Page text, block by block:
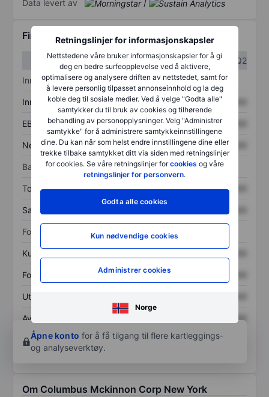
Retningslinjer for informasjonskapsler
Nettstedene våre bruker informasjonskapsler for å gi
deg en bedre surfeopplevelse ved å aktivere,
optimalisere og analysere driften av nettstedet, samt for
å levere personlig tilpasset annonseinnhold og la deg
koble deg til sosiale medier. Ved å velge "Godta alle"
samtykker du til bruk av cookies og tilhørende
behandling av personopplysninger. Velg "Administrer
samtykke" for å administrere samtykkeinnstillingene
dine. Du kan når som helst endre innstillingene dine eller
trekke tilbake samtykket ditt via siden med retningslinjer
for cookies. Se våre retningslinjer forcookies og våre
retningslinjer for personvern.
Godta alle cookies
Kun nødvendige cookies
Administrer cookies
Norge
Data levert av /
Finansiell informasjon
Q1
Q2
Inntektsoversikt
Inntekter XXXXXXX XXXXXXX
EBITDA XXXXXXX XXXXXXX
Nettoinntekt XXXXXXX XXXXXXX
Balanse
Totale eiendeler XXXXXXX XXXXXXX
Samlet gjeld
Forholdstall
Kurs/salg
Fortjeneste per aksje XXXXXXX
Utbytte per aksje
Avkastning på
egenkapital
XXXXXXX
Åpne konto for å få tilgang til flere kartleggings-
og analyseverktøy.
Om Columbus Mckinnon Corp New York